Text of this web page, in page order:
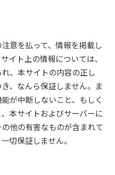
意を払って、情報を掲載し
イト上の情報については、
、本サイトの内容の正し
、なんら保証しません。ま
が中断しないこと、もしく
本サイトおよびサーバーに
他の有害なものが含まれて
切保証しません。